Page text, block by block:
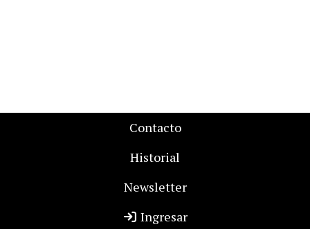
Contacto
Historial
Newsletter
Ingresar